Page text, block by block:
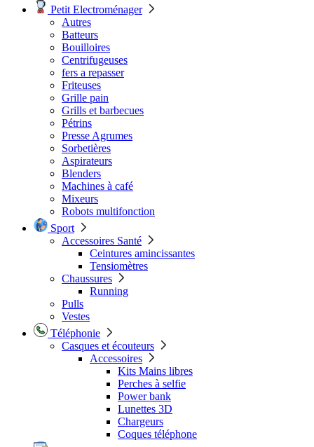
Petit Electroménager
Autres
Batteurs
Bouilloires
Centrifugeuses
fers a repasser
Friteuses
Grille pain
Grills et barbecues
Pétrins
Presse Agrumes
Sorbetières
Aspirateurs
Blenders
Machines à café
Mixeurs
Robots multifonction
Sport
Accessoires Santé
Ceintures amincissantes
Tensiomètres
Chaussures
Running
Pulls
Vestes
Téléphonie
Casques et écouteurs
Accessoires
Kits Mains libres
Perches à selfie
Power bank
Lunettes 3D
Chargeurs
Coques téléphone